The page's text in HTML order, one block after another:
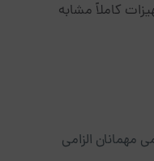
کاملاً مشابه
مهمانان الزامی